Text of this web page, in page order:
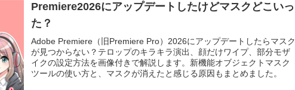
Premiere2026にアップデートしたけどマスクどこいっ
た？
Adobe Premiere（旧Premiere Pro）2026にアップデートしたらマスク
が見つからない？テロップのキラキラ演出、顔だけワイプ、部分モザ
イクの設定方法を画像付きで解説します。新機能オブジェクトマスク
ツールの使い方と、マスクが消えたと感じる原因もまとめました。